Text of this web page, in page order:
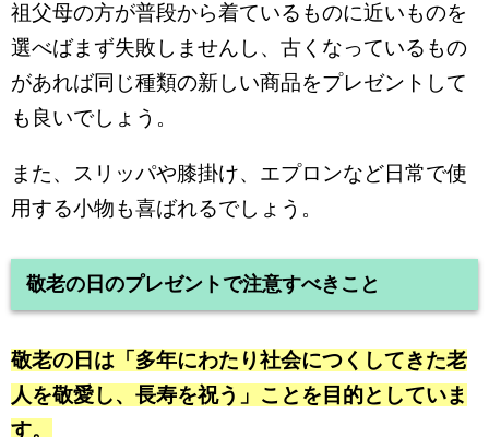
祖父母の方が普段から着ているものに近いものを
選べばまず失敗しませんし、古くなっているもの
があれば同じ種類の新しい商品をプレゼントして
も良いでしょう。
また、スリッパや膝掛け、エプロンなど日常で使
用する小物も喜ばれるでしょう。
敬老の日のプレゼントで注意すべきこと
敬老の日は「多年にわたり社会につくしてきた老
人を敬愛し、長寿を祝う」ことを目的としていま
す。